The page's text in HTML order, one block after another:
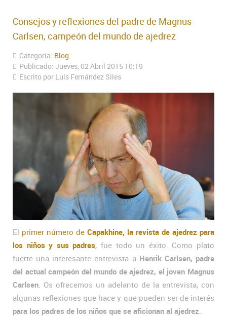
Consejos y reflexiones del padre de Magnus
Carlsen, campeón del mundo de ajedrez
Categoría: Blog
Publicado: Jueves, 02 Abril 2015 10:19
Escrito por Luís Fernández Siles
El primer número de Capakhine, la revista de ajedrez para
los niños y sus padres,fue todo un éxito. Como plato
fuerte una interesante entrevista a Henrik Carlsen, padre
del actual campeón del mundo de ajedrez, el joven Magnus
Carlsen. Os ofrecemos un adelanto de la entrevista, con
algunas reflexiones que hace y que pueden ser de interés
para los padres de los niños que se aficionan al ajedrez.